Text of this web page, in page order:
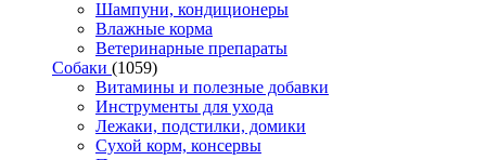
Шампуни, кондиционеры
Влажные корма
Ветеринарные препараты
Собаки (1059)
Витамины и полезные добавки
Инструменты для ухода
Лежаки, подстилки, домики
Сухой корм, консервы